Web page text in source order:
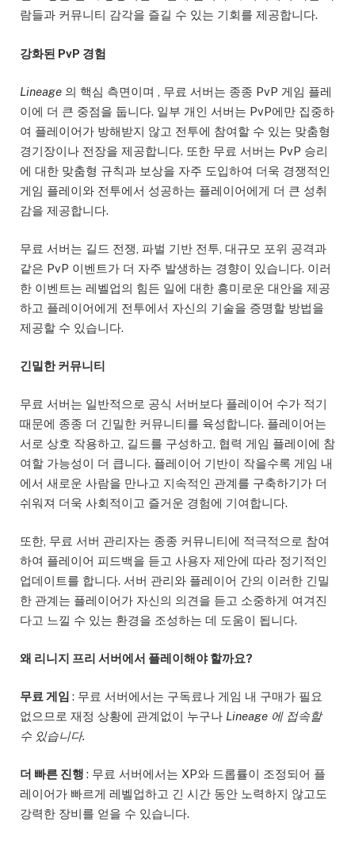
람들과 커뮤니티 감각을 즐길 수 있는 기회를 제공합니다.
강화된 PvP 경험
Lineage 의 핵심 측면이며 , 무료 서버는 종종 PvP 게임 플레
이에 더 큰 중점을 둡니다. 일부 개인 서버는 PvP에만 집중하
여 플레이어가 방해받지 않고 전투에 참여할 수 있는 맞춤형
경기장이나 전장을 제공합니다. 또한 무료 서버는 PvP 승리
에 대한 맞춤형 규칙과 보상을 자주 도입하여 더욱 경쟁적인
게임 플레이와 전투에서 성공하는 플레이어에게 더 큰 성취
감을 제공합니다.
무료 서버는 길드 전쟁, 파벌 기반 전투, 대규모 포위 공격과
같은 PvP 이벤트가 더 자주 발생하는 경향이 있습니다. 이러
한 이벤트는 레벨업의 힘든 일에 대한 흥미로운 대안을 제공
하고 플레이어에게 전투에서 자신의 기술을 증명할 방법을
제공할 수 있습니다.
긴밀한 커뮤니티
무료 서버는 일반적으로 공식 서버보다 플레이어 수가 적기
때문에 종종 더 긴밀한 커뮤니티를 육성합니다. 플레이어는
서로 상호 작용하고, 길드를 구성하고, 협력 게임 플레이에 참
여할 가능성이 더 큽니다. 플레이어 기반이 작을수록 게임 내
에서 새로운 사람을 만나고 지속적인 관계를 구축하기가 더
쉬워져 더욱 사회적이고 즐거운 경험에 기여합니다.
또한, 무료 서버 관리자는 종종 커뮤니티에 적극적으로 참여
하여 플레이어 피드백을 듣고 사용자 제안에 따라 정기적인
업데이트를 합니다. 서버 관리와 플레이어 간의 이러한 긴밀
한 관계는 플레이어가 자신의 의견을 듣고 소중하게 여겨진
다고 느낄 수 있는 환경을 조성하는 데 도움이 됩니다.
왜 리니지 프리 서버에서 플레이해야 할까요?
무료 게임 : 무료 서버에서는 구독료나 게임 내 구매가 필요
없으므로 재정 상황에 관계없이 누구나 Lineage 에 접속할
수 있습니다.
더 빠른 진행 : 무료 서버에서는 XP와 드롭률이 조정되어 플
레이어가 빠르게 레벨업하고 긴 시간 동안 노력하지 않고도
강력한 장비를 얻을 수 있습니다.